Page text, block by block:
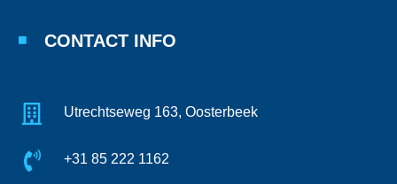
CONTACT INFO
Utrechtseweg 163, Oosterbeek
+31 85 222 1162